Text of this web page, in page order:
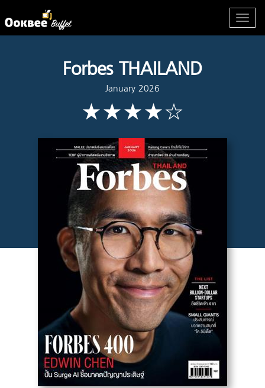
Forbes THAILAND
January 2026